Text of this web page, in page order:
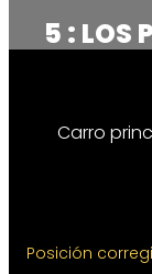
5 : LOS
Carro
Posición